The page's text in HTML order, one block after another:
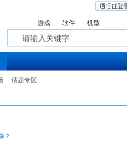
游戏 软件 机型
话题专区
？